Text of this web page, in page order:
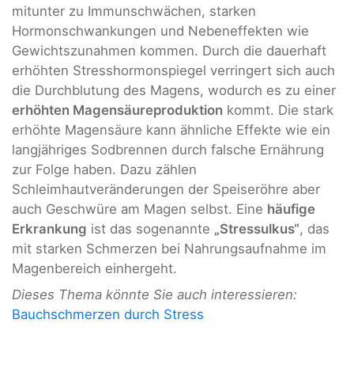
mitunter zu Immunschwächen, starken
Hormonschwankungen und Nebeneffekten wie
Gewichtszunahmen kommen. Durch die dauerhaft
erhöhten Stresshormonspiegel verringert sich auch
die Durchblutung des Magens, wodurch es zu einer
erhöhten Magensäureproduktion kommt. Die stark
erhöhte Magensäure kann ähnliche Effekte wie ein
langjähriges Sodbrennen durch falsche Ernährung
zur Folge haben. Dazu zählen
Schleimhautveränderungen der Speiseröhre aber
auch Geschwüre am Magen selbst. Eine häufige
Erkrankung ist das sogenannte „Stressulkus“, das
mit starken Schmerzen bei Nahrungsaufnahme im
Magenbereich einhergeht.
Dieses Thema könnte Sie auch interessieren:
Bauchschmerzen durch Stress